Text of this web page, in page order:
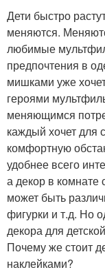
Дети быстро
меняются.
любимые
предпочтения в
мишками уже
героями
меняющимся
каждый хочет для
комфортную
удобнее всего
а декор в комнате
может быть
фигурки и т.д. Но
декора для
Почему же стоит
наклейками?